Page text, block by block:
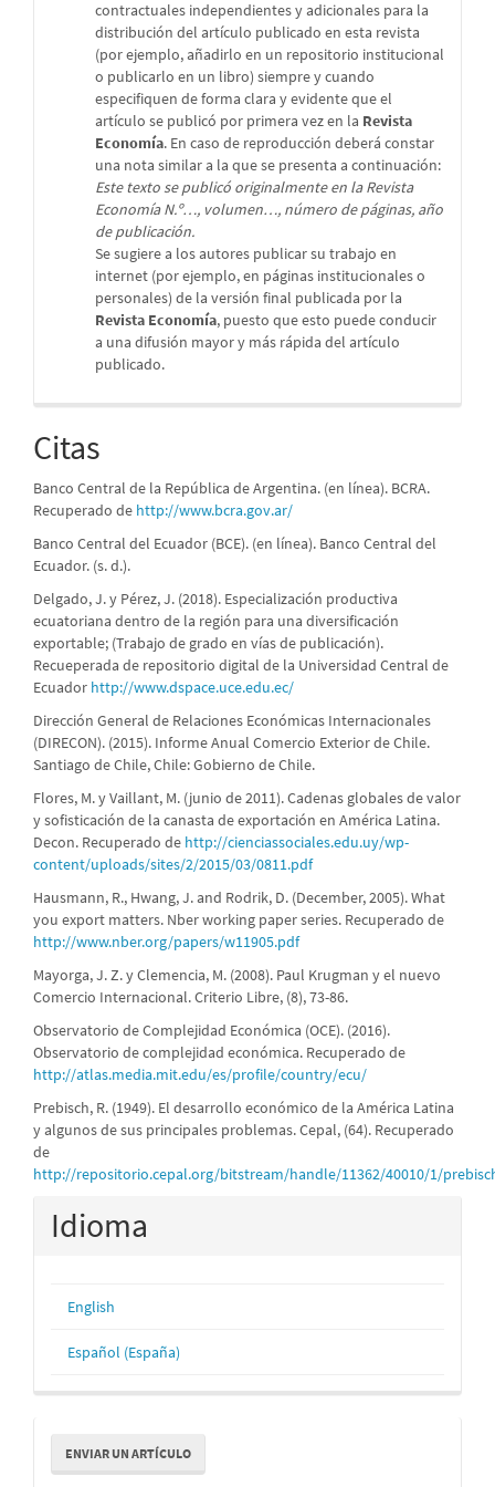
contractuales independientes y adicionales para la
distribución del artículo publicado en esta revista
(por ejemplo, añadirlo en un repositorio institucional
o publicarlo en un libro) siempre y cuando
especifiquen de forma clara y evidente que el
artículo se publicó por primera vez en la Revista
Economía. En caso de reproducción deberá constar
una nota similar a la que se presenta a continuación:
Este texto se publicó originalmente en la Revista
Economía N.º…, volumen…, número de páginas, año
de publicación.
Se sugiere a los autores publicar su trabajo en
internet (por ejemplo, en páginas institucionales o
personales) de la versión final publicada por la
Revista Economía, puesto que esto puede conducir
a una difusión mayor y más rápida del artículo
publicado.
Citas
Banco Central de la República de Argentina. (en línea). BCRA.
Recuperado de http://www.bcra.gov.ar/
Banco Central del Ecuador (BCE). (en línea). Banco Central del
Ecuador. (s. d.).
Delgado, J. y Pérez, J. (2018). Especialización productiva
ecuatoriana dentro de la región para una diversificación
exportable; (Trabajo de grado en vías de publicación).
Recueperada de repositorio digital de la Universidad Central de
Ecuador http://www.dspace.uce.edu.ec/
Dirección General de Relaciones Económicas Internacionales
(DIRECON). (2015). Informe Anual Comercio Exterior de Chile.
Santiago de Chile, Chile: Gobierno de Chile.
Flores, M. y Vaillant, M. (junio de 2011). Cadenas globales de valor
y sofisticación de la canasta de exportación en América Latina.
Decon. Recuperado de http://cienciassociales.edu.uy/wp-
content/uploads/sites/2/2015/03/0811.pdf
Hausmann, R., Hwang, J. and Rodrik, D. (December, 2005). What
you export matters. Nber working paper series. Recuperado de
http://www.nber.org/papers/w11905.pdf
Mayorga, J. Z. y Clemencia, M. (2008). Paul Krugman y el nuevo
Comercio Internacional. Criterio Libre, (8), 73-86.
Observatorio de Complejidad Económica (OCE). (2016).
Observatorio de complejidad económica. Recuperado de
http://atlas.media.mit.edu/es/profile/country/ecu/
Prebisch, R. (1949). El desarrollo económico de la América Latina
y algunos de sus principales problemas. Cepal, (64). Recuperado
de
http://repositorio.cepal.org/bitstream/handle/11362/40010/1/
Idioma
English
Español (España)
Enviar
unENVIAR UN ARTÍCULO